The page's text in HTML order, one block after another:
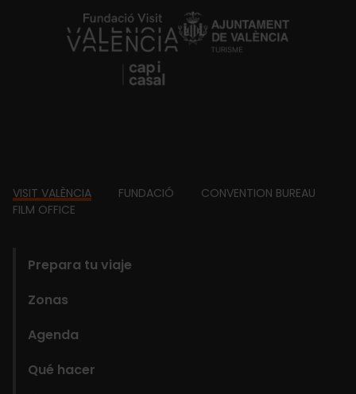
https://fundacion.visitvalencia.com/
Footer
VISIT VALÈNCIA FUNDACIÓ
CONVENTION BUREAU
FILM OFFICE
Prepara tu viaje
Zonas
Agenda
Qué hacer